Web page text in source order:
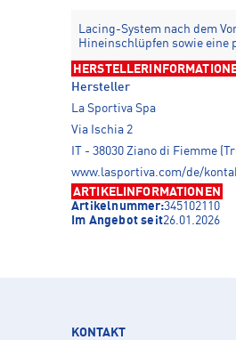
Lacing-System nach dem
Hineinschlüpfen sowie eine
Hersteller
La Sportiva Spa
Via Ischia 2
IT - 38030 Ziano di Fiemme
www.lasportiva.com/de/
ARTIKELINFORMATIONEN
Artikelnummer:345102110
Im Angebot seit26.01.2026
KONTAKT